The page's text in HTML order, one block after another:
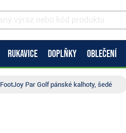
RUKAVICE DOPLŇKY OBLEČENÍ
FootJoy Par Golf pánské kalhoty, šedé